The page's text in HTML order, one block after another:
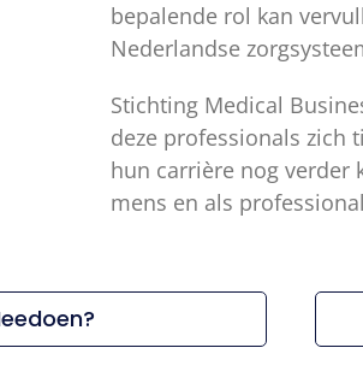
bepalende rol kan
Nederlandse
Stichting Medical
deze professionals zich
hun carrière nog verder
mens en als